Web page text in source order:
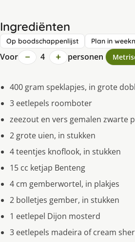
Ingrediënten
Op boodschappenlijst Plan in
Voor − 4 + personen
400 gram speklapjes, in grote
3 eetlepels roomboter
zeezout en vers gemalen zwarte
2 grote uien, in stukken
4 teentjes knoflook, in stukken
15 cc ketjap Benteng
4 cm gemberwortel, in plakjes
2 bolletjes gember, in stukken
1 eetlepel Dijon mosterd
3 eetlepels madeira of cream